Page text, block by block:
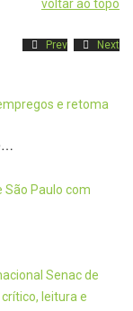
voltar ao topo
Prev Next